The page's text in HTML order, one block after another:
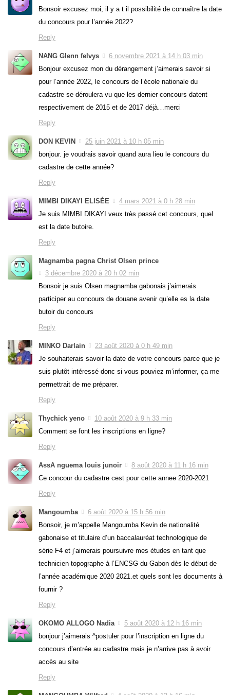
Bonsoir excusez moi, il y a t il possibilité de connaître la date
du concours pour l’année 2022?
Reply
NANG Glenn felvys
6 novembre 2021 à 14 h 03 min
Bonjour excusez mon du dérangement j’aimerais savoir si
pour l’année 2022, le concours de l’école nationale du
cadastre se déroulera vu que les dernier concours datent
respectivement de 2015 et de 2017 déjà…merci
Reply
DON KEVIN
25 juin 2021 à 10 h 05 min
bonjour. je voudrais savoir quand aura lieu le concours du
cadastre de cette année?
Reply
MIMBI DIKAYI ELISÉE
4 mars 2021 à 0 h 28 min
Je suis MIMBI DIKAYI veux très passé cet concours, quel
est la date butoire.
Reply
Magnamba pagna Christ Olsen prince
3 décembre 2020 à 20 h 02 min
Bonsoir je suis Olsen magnamba gabonais j’aimerais
participer au concours de douane avenir qu’elle es la date
butoir du concours
Reply
MINKO Darlain
23 août 2020 à 0 h 49 min
Je souhaiterais savoir la date de votre concours parce que je
suis plutôt intéressé donc si vous pouviez m’informer, ça me
permettrait de me préparer.
Reply
Thychick yeno
10 août 2020 à 9 h 33 min
Comment se font les inscriptions en ligne?
Reply
AssA nguema louis junoir
8 août 2020 à 11 h 16 min
Ce concour du cadastre cest pour cette annee 2020-2021
Reply
Mangoumba
6 août 2020 à 15 h 56 min
Bonsoir, je m’appelle Mangoumba Kevin de nationalité
gabonaise et titulaire d’un baccalauréat technologique de
série F4 et j’aimerais poursuivre mes études en tant que
technicien topographe à l’ENCSG du Gabon dès le début de
l’année académique 2020 2021.et quels sont les documents à
fournir ?
Reply
OKOMO ALLOGO Nadia
5 août 2020 à 12 h 16 min
bonjour j’aimerais ^postuler pour l’inscription en ligne du
concours d’entrée au cadastre mais je n’arrive pas à avoir
accès au site
Reply